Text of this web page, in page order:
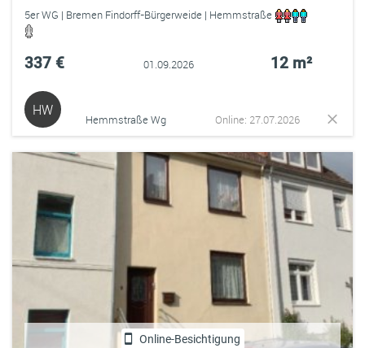
5er WG | Bremen Findorff-Bürgerweide | Hemmstraße
337 € 01.09.2026 12 m²
HW
Hemmstraße Wg Online: 27.07.2026
Online-Besichtigung